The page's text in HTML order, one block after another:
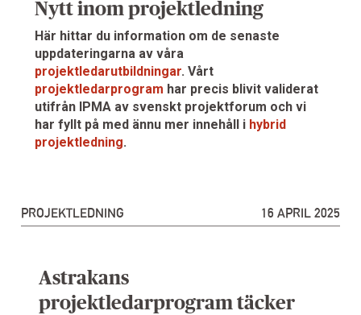
Nytt inom projektledning
Här hittar du information om de senaste
uppdateringarna av våra
projektledarutbildningar. Vårt
projektledarprogram har precis blivit validerat
utifrån IPMA av svenskt projektforum och vi
har fyllt på med ännu mer innehåll i hybrid
projektledning.
PROJEKTLEDNING 16 APRIL 2025
Astrakans
projektledarprogram täcker